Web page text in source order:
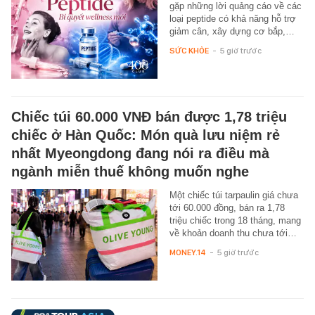
gặp những lời quảng cáo về các
loại peptide có khả năng hỗ trợ
giảm cân, xây dựng cơ bắp,…
SỨC KHỎE - 5 giờ trước
Chiếc túi 60.000 VNĐ bán được 1,78 triệu
chiếc ở Hàn Quốc: Món quà lưu niệm rẻ
nhất Myeongdong đang nói ra điều mà
ngành miễn thuế không muốn nghe
Một chiếc túi tarpaulin giá chưa
tới 60.000 đồng, bán ra 1,78
triệu chiếc trong 18 tháng, mang
về khoản doanh thu chưa tới…
MONEY.14 - 5 giờ trước